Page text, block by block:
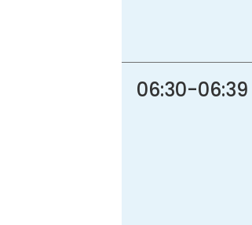
06:30-06:39